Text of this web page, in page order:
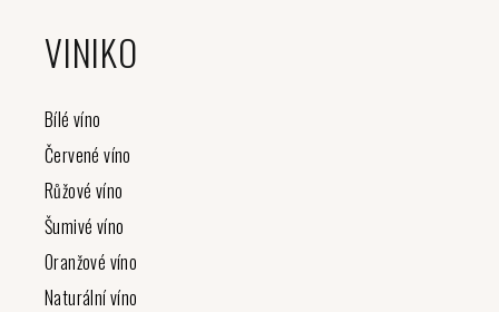
VINIKO
Bílé víno
Červené víno
Růžové víno
Šumivé víno
Oranžové víno
Naturální víno